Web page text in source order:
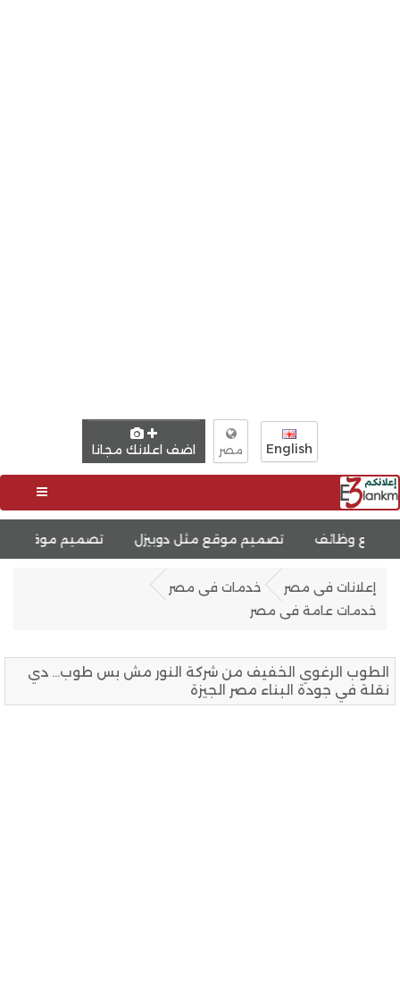
English مصر اضف اعلانك مجانا
تصميم موقع مثل دوبيزل تصميم موقع عقارات تصميم
إعلانات فى مصر
خدمات فى مصر
خدمات عامة فى مصر
الطوب الرغوي الخفيف من شركة النور مش بس طوب… دي
نقلة في جودة البناء مصر الجيزة